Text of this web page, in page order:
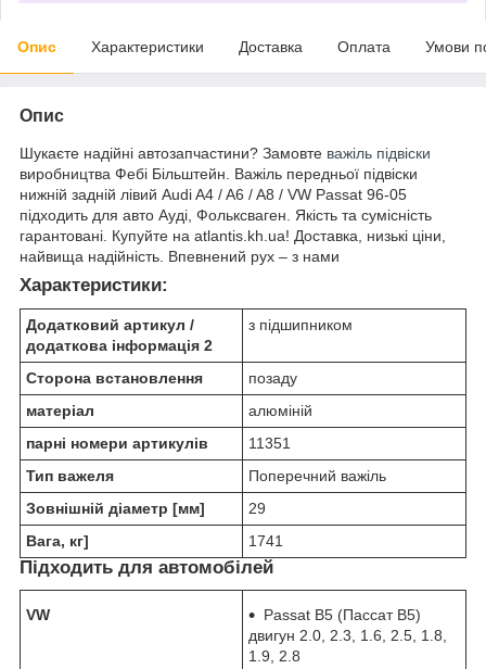
Опис Характеристики Доставка Оплата Умови
Опис
Шукаєте надійні автозапчастини? Замовте важіль підвіски
виробництва Фебі Більштейн. Важіль передньої підвіски
нижній задній лівий Audi A4 / A6 / A8 / VW Passat 96-05
підходить для авто Ауді, Фольксваген. Якість та сумісність
гарантовані. Купуйте на atlantis.kh.ua! Доставка, низькі ціни,
найвища надійність. Впевнений рух – з нами
Характеристики:
Додатковий артикул /
додаткова інформація 2
з підшипником
Сторона встановлення
позаду
матеріал
алюміній
парні номери артикулів
11351
Тип важеля
Поперечний важіль
Зовнішній діаметр [мм]
29
Вага, кг]
1741
Підходить для автомобілей
VW
Passat B5 (Пассат В5)
двигун 2.0, 2.3, 1.6, 2.5, 1.8,
1.9, 2.8